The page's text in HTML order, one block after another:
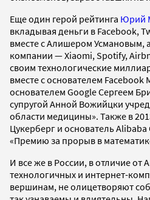
Еще один герой рейтинга Юрий
вкладывая деньги в Facebook,
вместе с Алишером Усмановым,
компании — Xiaomi, Spotify,
своим технологические
вместе с основателем
основателем Google Сергеем
супругой Анной Вожийцки
области медицины». Также в
Цукерберг и основатель
«Премию за прорыв в
И все же в России, в отличие от
технологичных и интернет-
вершинам, не олицетворяют